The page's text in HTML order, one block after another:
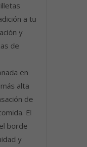
a tu
y
de
en
alta
de
El
borde
y